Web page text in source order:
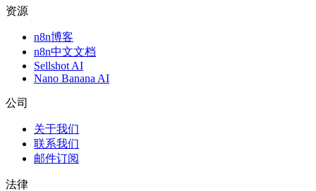
资源
n8n博客
n8n中文文档
Sellshot AI
Nano Banana AI
公司
关于我们
联系我们
邮件订阅
法律